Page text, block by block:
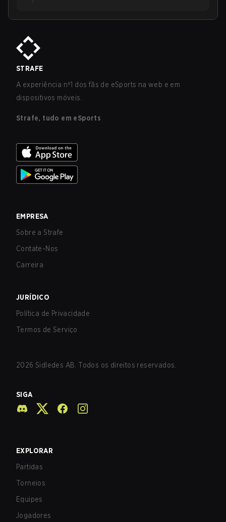
STRAFE
A experiência nº1 dos fãs de eSports na web e em
dispositivos móveis.
Strafe, tudo em eSports
EMPRESA
Sobre a Strafe
Contate-Nos
Carreira
JURÍDICO
Política de Privacidade
Termos de Serviço
2026 Sidledes AB. Todos os direitos reservados.
SIGA
EXPLORAR
Partidas
Torneios
Equipes
Jogadores